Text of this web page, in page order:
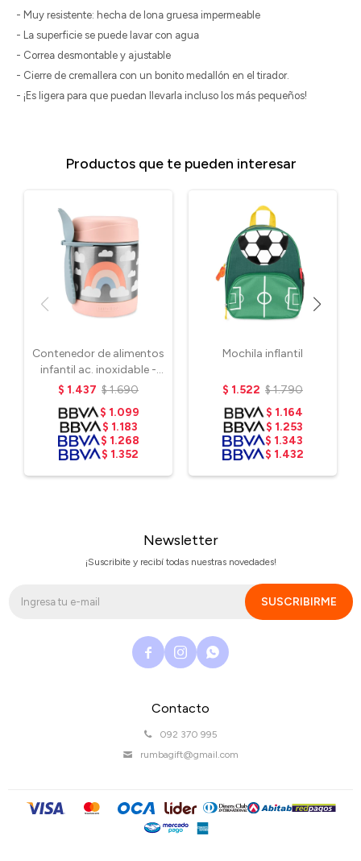
- Muy resistente: hecha de lona gruesa impermeable
- La superficie se puede lavar con agua
- Correa desmontable y ajustable
- Cierre de cremallera con un bonito medallón en el tirador.
- ¡Es ligera para que puedan llevarla incluso los más pequeños!
Productos que te pueden interesar
Contenedor de alimentos
infantil ac. inoxidable -
Arcoíris
$ 1.437 $1.690
$ 1.099
$ 1.183
$ 1.268
$ 1.352
Mochila inflantil
$ 1.522 $1.790
$ 1.164
$ 1.253
$ 1.343
$ 1.432
Contacto
092 370 995
rumbagift@gmail.com
Newsletter
¡Suscribite y recibí todas nuestras novedades!
SUSCRIBIRME
  